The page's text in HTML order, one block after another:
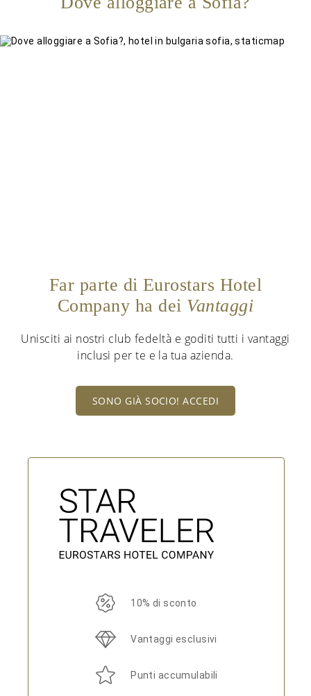
Far parte di Eurostars Hotel
Company ha dei Vantaggi
Unisciti ai nostri club fedeltà e goditi tutti i vantaggi
inclusi per te e la tua azienda.
SONO GIÀ SOCIO! ACCEDI
10% di sconto
Vantaggi esclusivi
Punti accumulabili